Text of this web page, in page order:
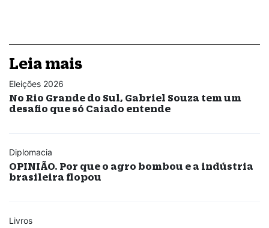
Leia mais
Eleições 2026
No Rio Grande do Sul, Gabriel Souza tem um
desafio que só Caiado entende
Diplomacia
OPINIÃO. Por que o agro bombou e a indústria
brasileira flopou
Livros